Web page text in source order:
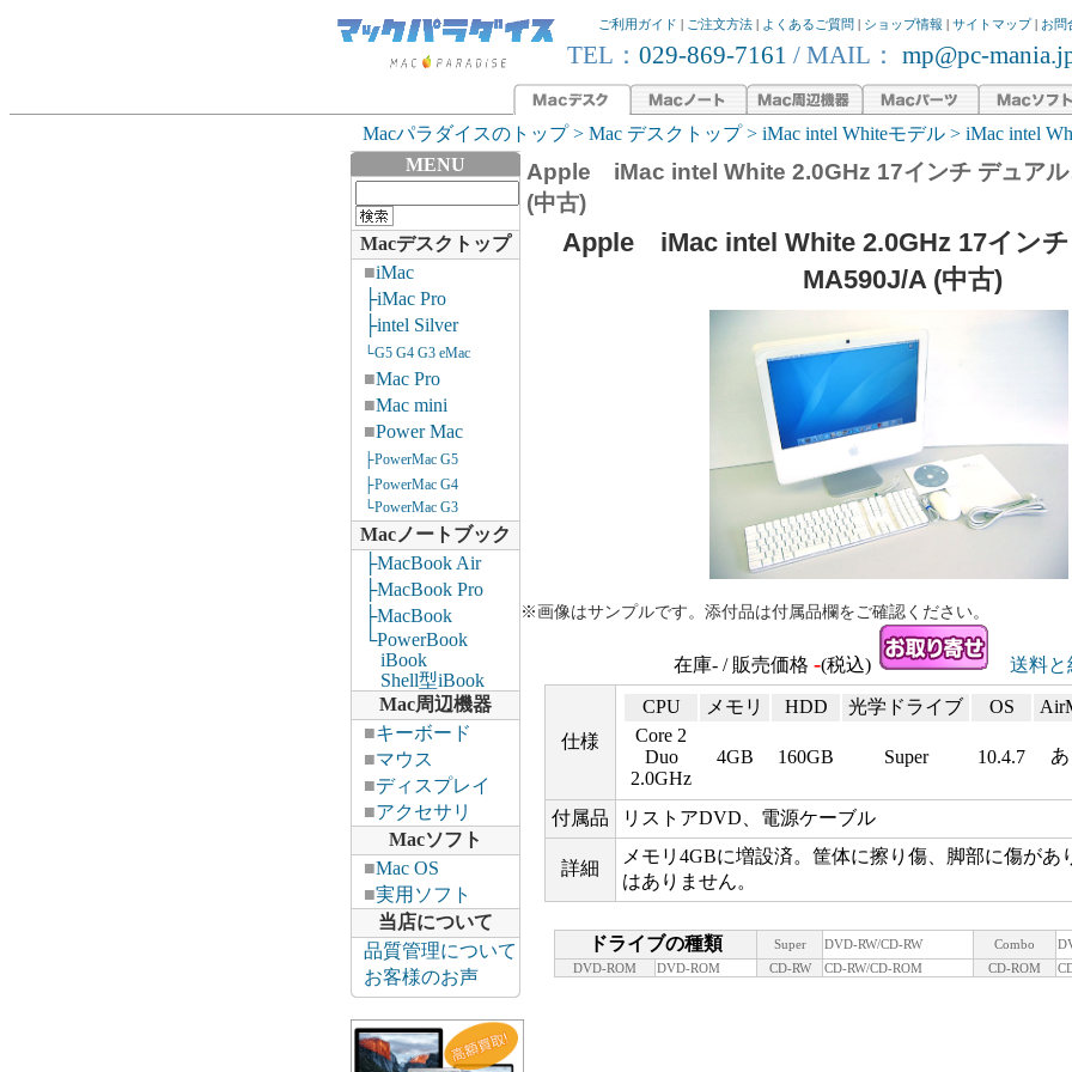
ご利用ガイド | ご注文方法| よくあるご質問 | ショップ情報 | サイトマップ| お問
TEL： 029-869-7161 / MAIL： mp@pc-
Macパラダイスのトップ> Mac デスクトップ> iMac intel Whiteモデル > iMac intel
Apple iMac intel White 2.0GHz 17インチ デュアル
(中古)
Apple iMac intel White 2.0GHz 17イン
MA590J/A (中古)
※画像はサンプルです。添付品は付属品欄をご確認ください。
在庫- / 販売価格 -(税込) 送料と
仕様
CPU メモリ HDD 光学ドライブ OS
Core 2
Duo
2.0GHz
4GB 160GB Super 10.4.7
付属品 リストアDVD、電源ケーブル
詳細
メモリ4GBに増設済。筐体に擦り傷、脚部に傷があ
はありません。
ドライブの種類 Super DVD-RW/CD-RW Combo
DVD-ROM
DVD-ROM CD-RW CD-RW/CD-ROM CD-ROM
MENU
Macデスクトップ
■iMac
├iMac Pro
├intel Silver
└G5 G4 G3 eMac
■Mac Pro
■Mac mini
■Power Mac
├PowerMac G5
├PowerMac G4
└PowerMac G3
Macノートブック
├MacBook Air
├MacBook Pro
├MacBook
└PowerBook
iBook
Shell型iBook
Mac周辺機器
■キーボード
■マウス
■ディスプレイ
■アクセサリ
Macソフト
■Mac OS
■実用ソフト
当店について
品質管理について
お客様のお声